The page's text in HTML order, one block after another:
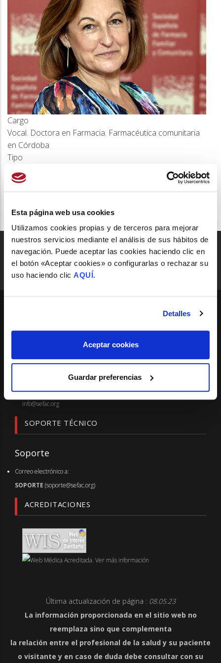
Esta página web usa cookies
Utilizamos cookies propias y de terceros para mejorar
nuestros servicios mediante el análisis de sus hábitos de
navegación. Puede aceptar las cookies haciendo clic en
el botón «Aceptar cookies» o configurarlas o rechazar su
uso haciendo clic AQUÍ.
Detalles
Aceptar cookies
Guardar preferencias
la
navegación
Cargo
Vocal. Doctora en Farmacia. Farmacéutica comunitaria
en Córdoba
Tipo
Junta Directiva
Pº de las Delicias, 31, Esc. Izq. 4º Dcha.
Telf.: 91 522 13 13 - Fax: 91 435 48 88
info@sefac.org
SOPORTE TÉCNICO
Soporte
Correo electrónico a:
SOPORTE (soporte@sefac.org)
ACREDITACIONES
Última actualización de página : 08.05.23
La información proporcionada en el sitio web no
reemplaza sino que complementa
la relación entre el profesional de la salud y su paciente
o visitante y en caso de duda debe consultar con su